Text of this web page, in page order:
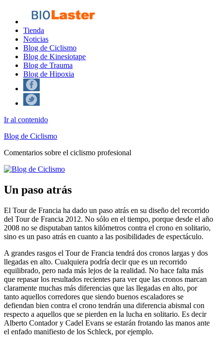
Tienda
Noticias
Blog de Ciclismo
Blog de Kinesiotape
Blog de Trauma
Blog de Hipoxia
Ir al contenido
Blog de Ciclismo
Comentarios sobre el ciclismo profesional
Un paso atrás
El Tour de Francia ha dado un paso atrás en su diseño del recorrido
del Tour de Francia 2012. No sólo en el tiempo, porque desde el año
2008 no se disputaban tantos kilómetros contra el crono en solitario,
sino es un paso atrás en cuanto a las posibilidades de espectáculo.
A grandes rasgos el Tour de Francia tendrá dos cronos largas y dos
llegadas en alto. Cualquiera podría decir que es un recorrido
equilibrado, pero nada más lejos de la realidad. No hace falta más
que repasar los resultados recientes para ver que las cronos marcan
claramente muchas más diferencias que las llegadas en alto, por
tanto aquellos corredores que siendo buenos escaladores se
defiendan bien contra el crono tendrán una diferencia abismal con
respecto a aquellos que se pierden en la lucha en solitario. Es decir
Alberto Contador y Cadel Evans se estarán frotando las manos ante
el enfado manifiesto de los Schleck, por ejemplo.